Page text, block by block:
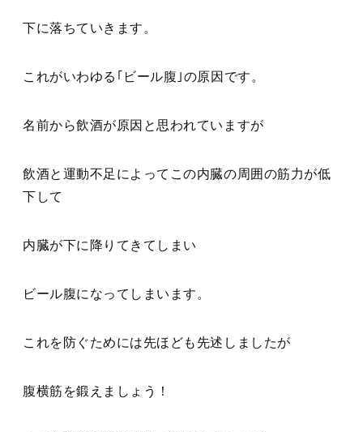
下に落ちていきます。
これがいわゆる｢ビール腹｣の原因です。
名前から飲酒が原因と思われていますが
飲酒と運動不足によってこの内臓の周囲の筋力が低
下して
内臓が下に降りてきてしまい
ビール腹になってしまいます。
これを防ぐためには先ほども先述しましたが
腹横筋を鍛えましょう！